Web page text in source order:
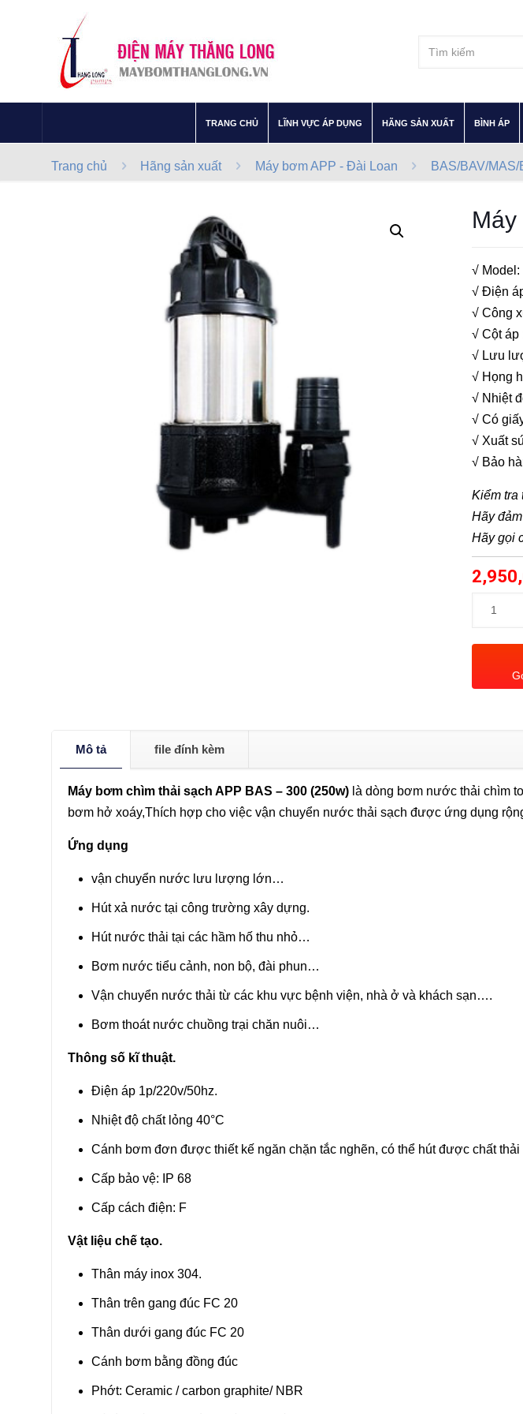
TRANG CHỦ LĨNH VỰC ÁP DỤNG HÃNG SẢN XUẤT BÌNH ÁP
Trang chủ Hãng sản xuất Máy bơm APP - Đài Loan BAS/BAV/MAS/
√ Model:
√ Điện
√ Công
√ Cột áp
√ Lưu
√ Họng
√ Nhiệt
√ Có
√ Xuất
√ Bảo
Kiểm tra
Hãy
Hãy gọi
chìm
thải
300
(250w)
số
Mô tả file đính kèm
Máy bơm chìm thải sạch APP BAS – 300 (250w) là dòng bơm nước thải chìm
bơm hở xoáy,Thích hợp cho việc vận chuyển nước thải sạch được ứng dụng
Ứng dụng
vận chuyển nước lưu lượng lớn…
Hút xả nước tại công trường xây dựng.
Hút nước thải tại các hầm hố thu nhỏ…
Bơm nước tiểu cảnh, non bộ, đài phun…
Vận chuyển nước thải từ các khu vực bệnh viện, nhà ở và khách sạn….
Bơm thoát nước chuồng trại chăn nuôi…
Thông số kĩ thuật.
Điện áp 1p/220v/50hz.
Nhiệt độ chất lỏng 40°C
Cánh bơm đơn được thiết kế ngăn chặn tắc nghẽn, có thể hút được chất
Cấp bảo vệ: IP 68
Cấp cách điện: F
Vật liệu chế tạo.
Thân máy inox 304.
Thân trên gang đúc FC 20
Thân dưới gang đúc FC 20
Cánh bơm bằng đồng đúc
Phớt: Ceramic / carbon graphite/ NBR